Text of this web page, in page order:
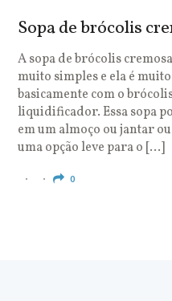
Sopa de brócolis
A sopa de brócolis
muito simples e ela é
basicamente com o
liquidificador. Essa sopa
em um almoço ou jantar
uma opção leve para o […]
0